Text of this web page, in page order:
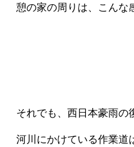
憩の家の周りは、こんな
それでも、西日本豪雨の
河川にかけている作業道